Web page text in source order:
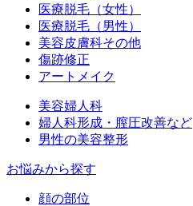
医療脱毛（女性）
医療脱毛（男性）
美容皮膚科その他
傷跡修正
アートメイク
美容婦人科
婦人科形成・膣圧改善など
男性の美容整形
お悩みから探す
顔の部位